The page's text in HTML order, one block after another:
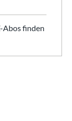
Abos finden